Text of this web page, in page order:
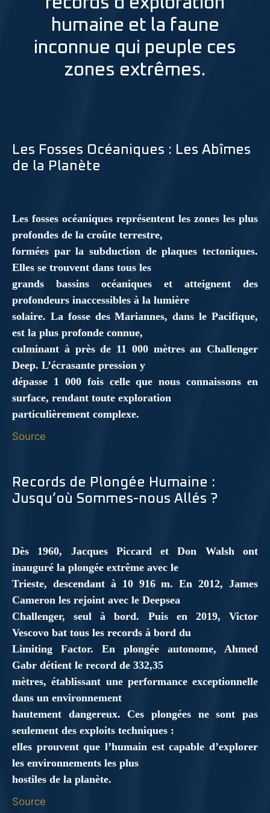
humaine et la faune
inconnue qui peuple ces
zones extrêmes.
Les Fosses Océaniques : Les Abîmes
de la Planète
Les fosses océaniques représentent les zones les plus
profondes de la croûte terrestre,
formées par la subduction de plaques tectoniques.
Elles se trouvent dans tous les
grands bassins océaniques et atteignent des
profondeurs inaccessibles à la lumière
solaire. La fosse des Mariannes, dans le Pacifique,
est la plus profonde connue,
culminant à près de 11 000 mètres au Challenger
Deep. L’écrasante pression y
dépasse 1 000 fois celle que nous connaissons en
surface, rendant toute exploration
particulièrement complexe.
Source
Records de Plongée Humaine :
Jusqu’où Sommes-nous Allés ?
Dès 1960, Jacques Piccard et Don Walsh ont
inauguré la plongée extrême avec le
Trieste, descendant à 10 916 m. En 2012, James
Cameron les rejoint avec le Deepsea
Challenger, seul à bord. Puis en 2019, Victor
Vescovo bat tous les records à bord du
Limiting Factor. En plongée autonome, Ahmed
Gabr détient le record de 332,35
mètres, établissant une performance exceptionnelle
dans un environnement
hautement dangereux. Ces plongées ne sont pas
seulement des exploits techniques :
elles prouvent que l’humain est capable d’explorer
les environnements les plus
hostiles de la planète.
Source